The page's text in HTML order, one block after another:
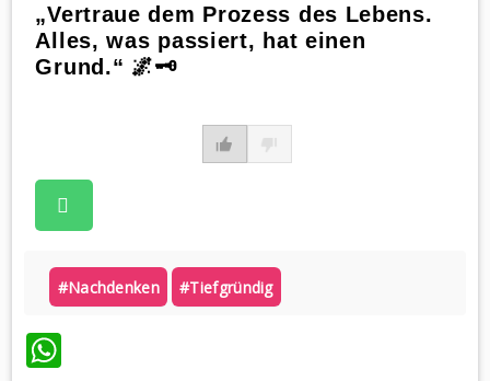
„Vertraue dem Prozess des Lebens.
Alles, was passiert, hat einen
Grund.“ 🌌🗝️
#nachdenken #tiefgründig
WhatsApp